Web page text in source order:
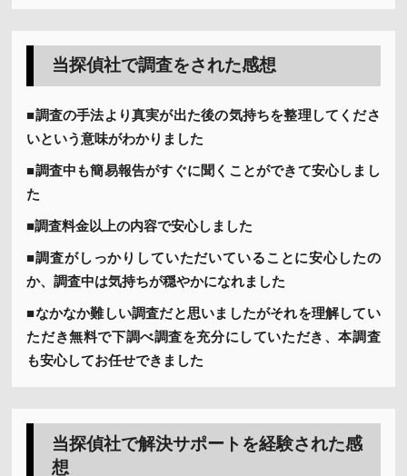
当探偵社で調査をされた感想
■調査の手法より真実が出た後の気持ちを整理してくださ
いという意味がわかりました
■調査中も簡易報告がすぐに聞くことができて安心しまし
た
■調査料金以上の内容で安心しました
■調査がしっかりしていただいていることに安心したの
か、調査中は気持ちが穏やかになれました
■なかなか難しい調査だと思いましたがそれを理解してい
ただき無料で下調べ調査を充分にしていただき、本調査
も安心してお任せできました
当探偵社で解決サポートを経験された感
想